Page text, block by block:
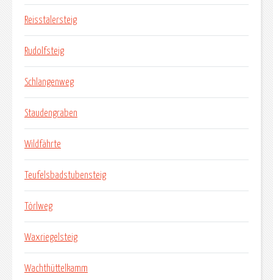
Reisstalersteig
Rudolfsteig
Schlangenweg
Staudengraben
Wildfährte
Teufelsbadstubensteig
Törlweg
Waxriegelsteig
Wachthüttelkamm